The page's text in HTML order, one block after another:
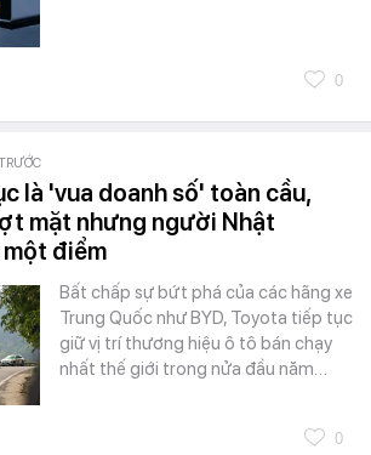
0
là 'vua doanh số' toàn cầu,
mặt nhưng người Nhật
điểm
Bất chấp sự bứt phá của các hãng xe
Trung Quốc như BYD, Toyota tiếp tục
giữ vị trí thương hiệu ô tô bán chạy
nhất thế giới trong nửa đầu năm…
0